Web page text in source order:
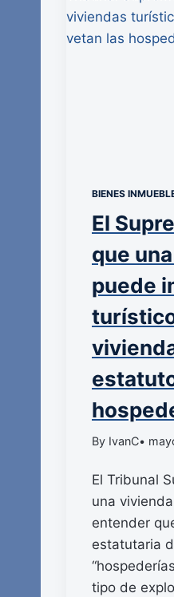
BIENES
El
que
puede
By IvanC•
El Tribunal
una
entender
estatutaria
tipo de